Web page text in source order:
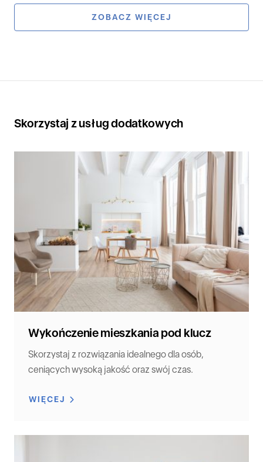
ZOBACZ WIĘCEJ
Skorzystaj z usług dodatkowych
Wykończenie mieszkania pod klucz
Skorzystaj z rozwiązania idealnego dla osób,
ceniących wysoką jakość oraz swój czas.
WIĘCEJ